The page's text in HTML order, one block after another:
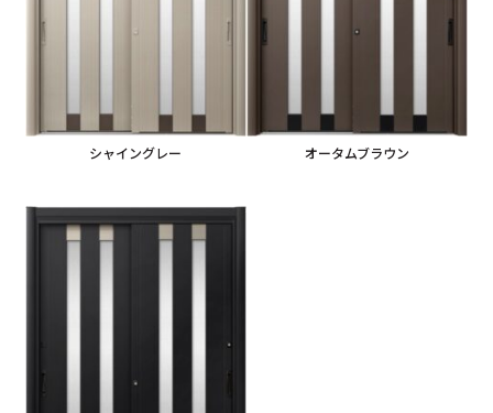
シャイングレー オータムブラウン